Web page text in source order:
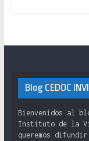
Blog CEDOC INVI
Bienvenidos al
Instituto de la
queremos